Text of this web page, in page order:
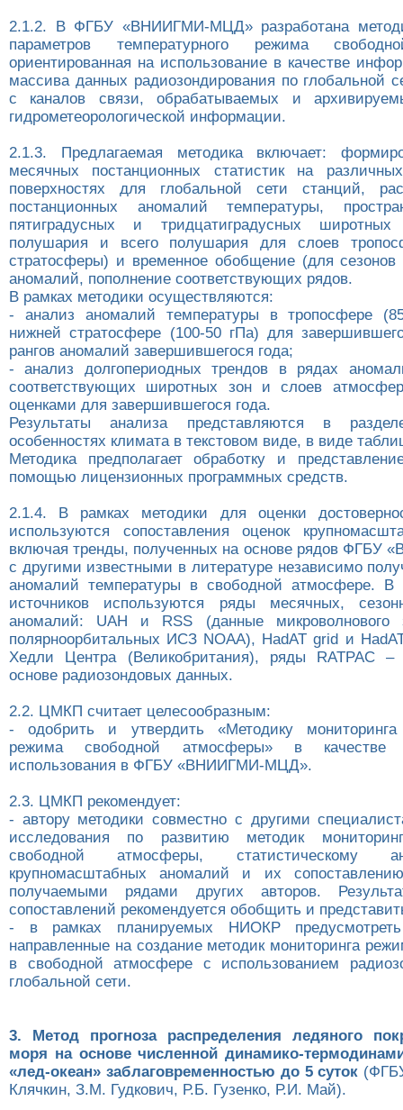
2.1.2. В ФГБУ «ВНИИГМИ-МЦД» разработана
параметров температурного режима
ориентированная на использование в качестве
массива данных радиозондирования по глобальной
с каналов связи, обрабатываемых и
гидрометеорологической информации.
2.1.3. Предлагаемая методика включает:
месячных постанционных статистик на
поверхностях для глобальной сети станций,
постанционных аномалий температуры,
пятиградусных и тридцатиградусных широтных
полушария и всего полушария для слоев
стратосферы) и временное обобщение (для
аномалий, пополнение соответствующих рядов.
В рамках методики осуществляются:
- анализ аномалий температуры в тропосфере
нижней стратосфере (100-50 гПа) для
рангов аномалий завершившегося года;
- анализ долгопериодных трендов в рядах
соответствующих широтных зон и слоев
оценками для завершившегося года.
Результаты анализа представляются в
особенностях климата в текстовом виде, в виде
Методика предполагает обработку и
помощью лицензионных программных средств.
2.1.4. В рамках методики для оценки
используются сопоставления оценок
включая тренды, полученных на основе рядов
с другими известными в литературе независимо
аномалий температуры в свободной атмосфере. В
источников используются ряды месячных,
аномалий: UAH и RSS (данные микроволнового
полярноорбитальных ИСЗ NОАА), HadAT grid и
Хедли Центра (Великобритания), ряды RATPAC
основе радиозондовых данных.
2.2. ЦМКП считает целесообразным:
- одобрить и утвердить «Методику мониторинга
режима свободной атмосферы» в качестве
использования в ФГБУ «ВНИИГМИ-МЦД».
2.3. ЦМКП рекомендует:
- автору методики совместно с другими
исследования по развитию методик
свободной атмосферы, статистическому
крупномасштабных аномалий и их
получаемыми рядами других авторов.
сопоставлений рекомендуется обобщить и
- в рамках планируемых НИОКР предусмотреть
направленные на создание методик мониторинга
в свободной атмосфере с использованием
глобальной сети.
3. Метод прогноза распределения ледяного
моря на основе численной динамико-
«лед-океан» заблаговременностью до 5 суток
Клячкин, З.М. Гудкович, Р.Б. Гузенко, Р.И. Май).